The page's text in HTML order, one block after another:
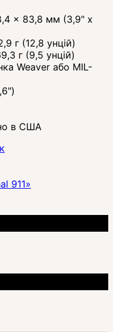
x 83,8 мм (3,9" x
г (12,8 унцій)
г (9,5 унцій)
Weaver або MIL-
в США